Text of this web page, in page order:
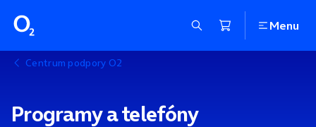
Menu
Centrum podpory O2
Programy a telefóny